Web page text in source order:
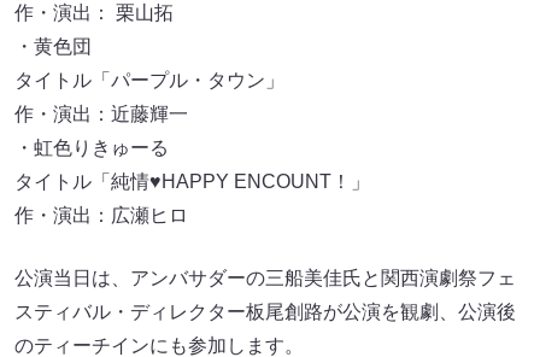
作・演出： 栗山拓
・黄色団
タイトル「パープル・タウン」
作・演出：近藤輝一
・虹色りきゅーる
タイトル「純情♥HAPPY ENCOUNT！」
作・演出：広瀬ヒロ
公演当日は、アンバサダーの三船美佳氏と関西演劇祭フェ
スティバル・ディレクター板尾創路が公演を観劇、公演後
のティーチインにも参加します。